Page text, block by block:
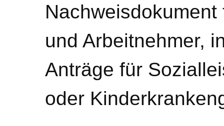
und Arbeitnehmer,
Anträge für
oder